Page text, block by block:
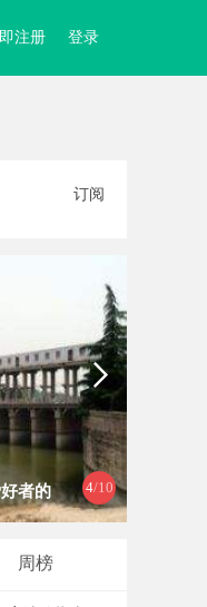
登录
注册
订阅
4/10
者的
周榜